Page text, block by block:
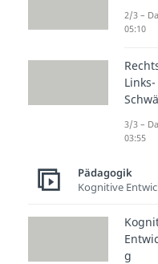
zu
er in
wie
er
Dabei
einen
2/3 –
05:10
Links-
3/3 –
03:55
Pädagogik
Kognitive
g